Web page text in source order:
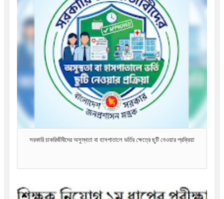
সরকারি চাকরিজীবীদের অসুস্থতা বা হাসপাতালে ভর্তির ক্ষেত্রে ছুটি নেওয়ার প্রক্রিয়া